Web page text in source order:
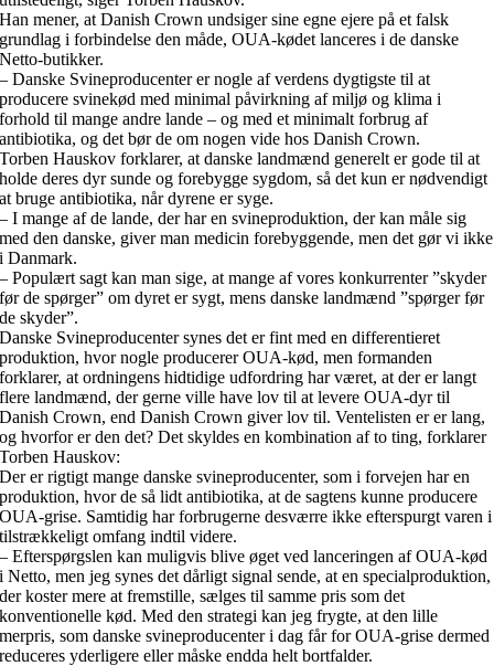
Han mener, at Danish Crown undsiger sine egne ejere på et falsk
grundlag i forbindelse den måde, OUA-kødet lanceres i de danske
Netto-butikker.
– Danske Svineproducenter er nogle af verdens dygtigste til at
producere svinekød med minimal påvirkning af miljø og klima i
forhold til mange andre lande – og med et minimalt forbrug af
antibiotika, og det bør de om nogen vide hos Danish Crown.
Torben Hauskov forklarer, at danske landmænd generelt er gode til at
holde deres dyr sunde og forebygge sygdom, så det kun er nødvendigt
at bruge antibiotika, når dyrene er syge.
– I mange af de lande, der har en svineproduktion, der kan måle sig
med den danske, giver man medicin forebyggende, men det gør vi ikke
i Danmark.
– Populært sagt kan man sige, at mange af vores konkurrenter ”skyder
før de spørger” om dyret er sygt, mens danske landmænd ”spørger før
de skyder”.
Danske Svineproducenter synes det er fint med en differentieret
produktion, hvor nogle producerer OUA-kød, men formanden
forklarer, at ordningens hidtidige udfordring har været, at der er langt
flere landmænd, der gerne ville have lov til at levere OUA-dyr til
Danish Crown, end Danish Crown giver lov til. Ventelisten er er lang,
og hvorfor er den det? Det skyldes en kombination af to ting, forklarer
Torben Hauskov:
Der er rigtigt mange danske svineproducenter, som i forvejen har en
produktion, hvor de så lidt antibiotika, at de sagtens kunne producere
OUA-grise. Samtidig har forbrugerne desværre ikke efterspurgt varen i
tilstrækkeligt omfang indtil videre.
– Efterspørgslen kan muligvis blive øget ved lanceringen af OUA-kød
i Netto, men jeg synes det dårligt signal sende, at en specialproduktion,
der koster mere at fremstille, sælges til samme pris som det
konventionelle kød. Med den strategi kan jeg frygte, at den lille
merpris, som danske svineproducenter i dag får for OUA-grise dermed
reduceres yderligere eller måske endda helt bortfalder.